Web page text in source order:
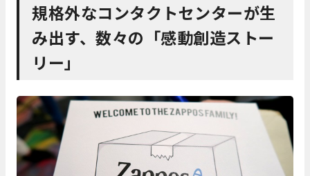
規格外なコンタクトセンターが生
み出す、数々の「感動創造ストー
リー」